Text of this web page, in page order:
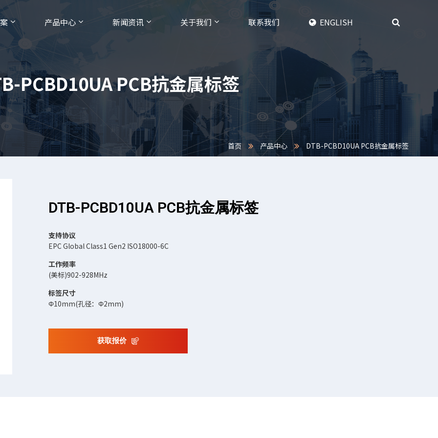
产品中心 新闻资讯 关于我们 联系我们 ENGLISH
PCBD10UA PCB抗金属标签
首页 产品中心 DTB-PCBD10UA PCB抗金属标签
DTB-PCBD10UA PCB抗金属标签
支持协议
EPC Global Class1 Gen2 ISO18000-6C
工作频率
(美标)902-928MHz
标签尺寸
Φ10mm(孔径：Φ2mm)
获取报价